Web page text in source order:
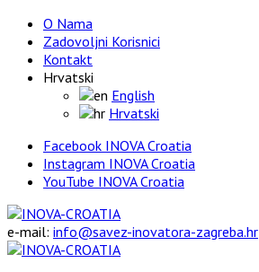
O Nama
Zadovoljni Korisnici
Kontakt
Hrvatski
English
Hrvatski
Facebook INOVA Croatia
Instagram INOVA Croatia
YouTube INOVA Croatia
e-mail: info@savez-inovatora-zagreba.hr